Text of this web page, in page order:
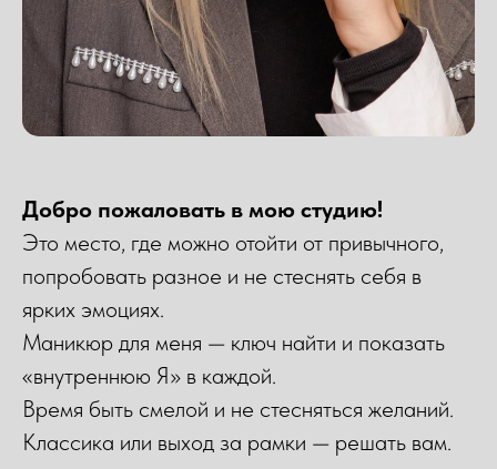
Добро пожаловать в мою студию!
Это место, где можно отойти от привычного,
попробовать разное и не стеснять себя в
ярких эмоциях.
Маникюр для меня — ключ найти и показать
«внутреннюю Я» в каждой.
Время быть смелой и не стесняться желаний.
Классика или выход за рамки — решать вам.